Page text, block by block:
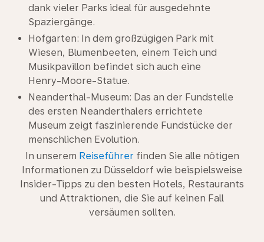
dank vieler Parks ideal für ausgedehnte
Spaziergänge.
Hofgarten: In dem großzügigen Park mit
Wiesen, Blumenbeeten, einem Teich und
Musikpavillon befindet sich auch eine
Henry-Moore-Statue.
Neanderthal-Museum: Das an der Fundstelle
des ersten Neanderthalers errichtete
Museum zeigt faszinierende Fundstücke der
menschlichen Evolution.
In unserem Reiseführer finden Sie alle nötigen
Informationen zu Düsseldorf wie beispielsweise
Insider-Tipps zu den besten Hotels, Restaurants
und Attraktionen, die Sie auf keinen Fall
versäumen sollten.